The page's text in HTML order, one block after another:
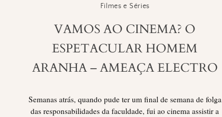
Filmes e Séries
VAMOS AO CINEMA? O
ESPETACULAR HOMEM
ARANHA – AMEAÇA ELECTRO
Semanas atrás, quando pude ter um final de semana de folga
das responsabilidades da faculdade, fui ao cinema assistir a